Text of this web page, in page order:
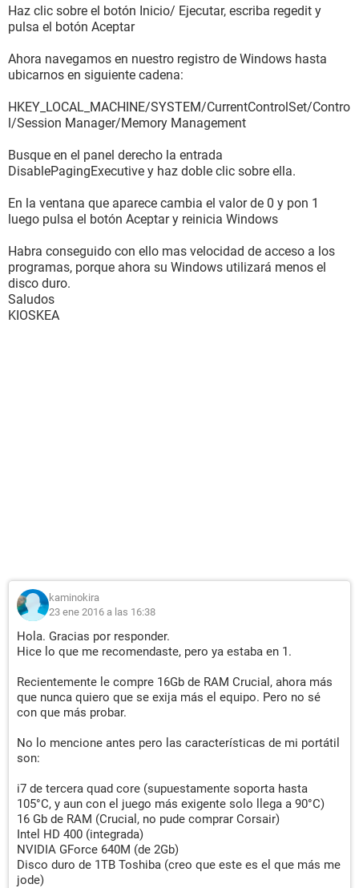
Haz clic sobre el botón Inicio/ Ejecutar, escriba regedit y
pulsa el botón Aceptar
Ahora navegamos en nuestro registro de Windows hasta
ubicarnos en siguiente cadena:
HKEY_LOCAL_MACHINE/SYSTEM/CurrentControlSet/Contro
l/Session Manager/Memory Management
Busque en el panel derecho la entrada
DisablePagingExecutive y haz doble clic sobre ella.
En la ventana que aparece cambia el valor de 0 y pon 1
luego pulsa el botón Aceptar y reinicia Windows
Habra conseguido con ello mas velocidad de acceso a los
programas, porque ahora su Windows utilizará menos el
disco duro.
Saludos
KIOSKEA
kaminokira
23 ene 2016 a las 16:38
Hola. Gracias por responder.
Hice lo que me recomendaste, pero ya estaba en 1.
Recientemente le compre 16Gb de RAM Crucial, ahora más
que nunca quiero que se exija más el equipo. Pero no sé
con que más probar.
No lo mencione antes pero las características de mi portátil
son:
i7 de tercera quad core (supuestamente soporta hasta
105°C, y aun con el juego más exigente solo llega a 90°C)
16 Gb de RAM (Crucial, no pude comprar Corsair)
Intel HD 400 (integrada)
NVIDIA GForce 640M (de 2Gb)
Disco duro de 1TB Toshiba (creo que este es el que más me
jode)